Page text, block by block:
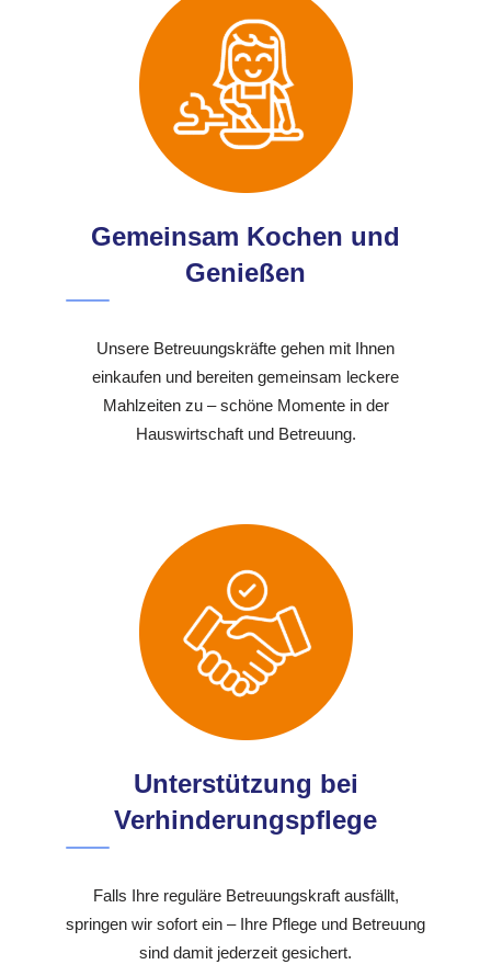
Gemeinsam Kochen und
Genießen
Unsere Betreuungskräfte gehen mit Ihnen
einkaufen und bereiten gemeinsam leckere
Mahlzeiten zu – schöne Momente in der
Hauswirtschaft und Betreuung.
Unterstützung bei
Verhinderungspflege
Falls Ihre reguläre Betreuungskraft ausfällt,
springen wir sofort ein – Ihre Pflege und Betreuung
sind damit jederzeit gesichert.